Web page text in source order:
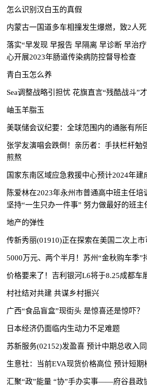
怎么识别汉白玉的真假
内蒙古一国道多车相撞发生爆燃，致2人
落实“早发现 早报告 早隔离 早诊断 早治疗”防治
心开展2023年肠道传染病防控督导检查
青白玉怎么养
Sea调整战略引担忧 花旗直言“残酷战斗”
岫玉羊脂玉
美联储会议纪要：全球范围内的通胀有所
张学友演唱会跌倒！亲历者：手扶栏杆勉
煎熬
国家东南区域应急救援中心预计2024年建
陈爱林在2023年永州市普通高中班主任培
坚持“一生只办一件事” 努力做最好的班主
地产的弹性
传新秀丽(01910)正在探索在美国二次上市
5000万元、两个半月！苏州“金秋购车季”
价格要来了！吉利银河L6将于8.25成都车
村社结对共建 共谋乡村振兴
广西“食品盲盒”现街头 是惊喜还是惊吓？
日本经济仍面临内生动力不足难题
苏新服务(02152)发盈喜 预计中期总收入
生意社：当前EVA现货价格高位 预计短期
汇聚“政”能量 “协”手办实事——府谷县政